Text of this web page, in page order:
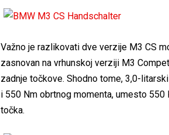
Važno je razlikovati dve verzije M3 CS
zasnovan na vrhunskoj verziji M3
zadnje točkove. Shodno tome, 3,0-
i 550 Nm obrtnog momenta, umesto
točka.